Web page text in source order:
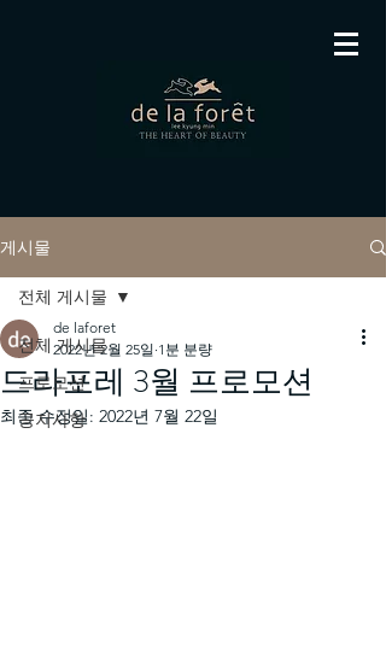
게시물
전체 게시물
프로모션
공지사항
전체 게시물
드라포레 3월 프로모션
de laforet
2022년 2월 25일 1분 분량
최종 수정일: 2022년 7월 22일